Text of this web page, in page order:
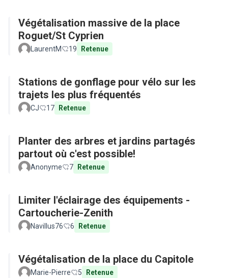
Végétalisation massive de la place
Roguet/St Cyprien
LaurentM 19 Retenue
Stations de gonflage pour vélo sur les
trajets les plus fréquentés
CJ 17 Retenue
Planter des arbres et jardins partagés
partout où c'est possible!
Anonyme 7 Retenue
Limiter l'éclairage des équipements -
Cartoucherie-Zenith
Navillus76 6 Retenue
Végétalisation de la place du Capitole
Marie-Pierre 5 Retenue